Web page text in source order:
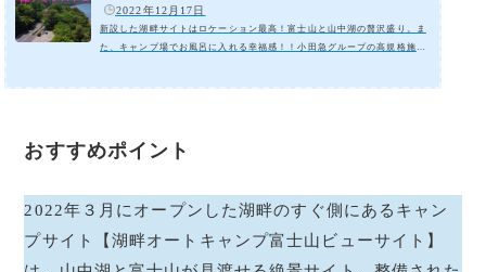
️2022年12月17日
新設した湖畔サイトはロケーション最高！富士山と山中湖の贅沢盛り。ま
た、キャンプ場でお風呂に入れる幸福感！！小田急グループの高規格施設
も隣接し、小物などもそろう。小田急山中湖フォレストコテージの魅力ク
ラブハウス外観（HPより）クラブハウ...
おすすめポイント
2022年３月にオープンした湖畔のすぐ側にあるキャン
プサイト【湖畔オートキャンプ富士山ビューサイト】